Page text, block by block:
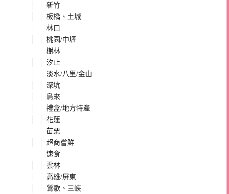
新竹
板橋、土城
林口
桃園/中壢
樹林
汐止
淡水/八里/金山
深坑
烏來
禮盒/地方特產
花蓮
苗栗
超商嘗鮮
速食
雲林
高雄/屏東
鶯歌、三峽